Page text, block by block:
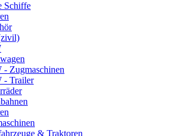
Schiffe
Zugmaschinen
- Trailer
& Traktoren